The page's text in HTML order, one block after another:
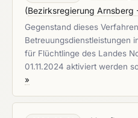
(Bezirksregierung Arnsberg
Gegenstand dieses
Betreuungsdienstleistungen
für Flüchtlinge des Landes
01.11.2024 aktiviert werden
»